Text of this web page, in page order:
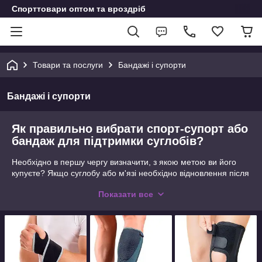
Спорттовари оптом та вроздріб
Товари та послуги Бандажі і супорти
Бандажі і супорти
Як правильно вибрати спорт-супорт або
бандаж для підтримки суглобів?
Необхідно в першу чергу визначити, з якою метою ви його
купуєте? Якщо суглобу або м'язі необхідно відновлення після
сильна фіксація, незалежно від того, йде мова про
поясі. Такі бандажі для спорту називаються реабілітаційними,
і зазвичай вони також використовуються спортсменами, у
яких нічого не пошкоджено, але яким з професійних причин
також необхідна постійна жорстка фіксація за допомогою
Показати все